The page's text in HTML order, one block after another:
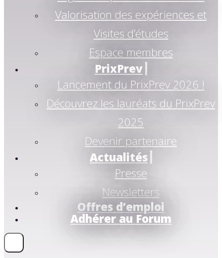
Valorisation des expériences et
Visites d’études
Espace membres
PrixPrev
Lancement du PrixPrev 2026 !
Découvrez les lauréats du PrixPrev
2025
Devenir partenaire
Actualités
Presse
Newsletters
Offres d’emploi
Adhérer au Forum